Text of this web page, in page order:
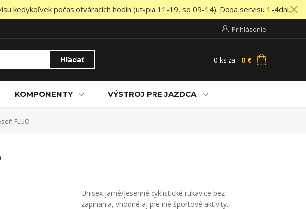
kedykoľvek počas otváracích hodín (ut-pia 11-19, so 09-14). Doba servisu 1-4dni.
Prihlásenie
Hľadať 0 ks za 0 €
KOMPONENTY VÝSTROJ PRE JAZDCA
FLUO
Unisex jarné/jesenné cyklistické rukavice bez
zapínania, vhodné aj pre iné športové aktivity.